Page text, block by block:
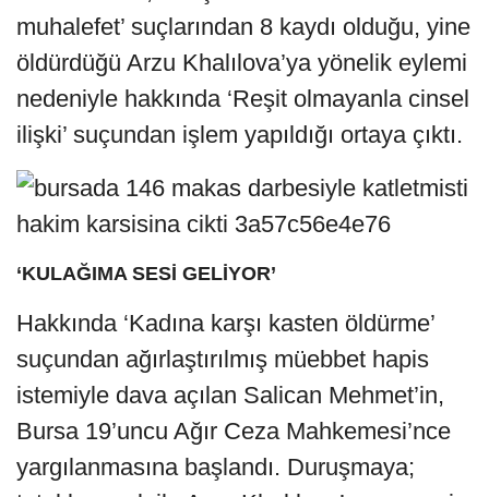
muhalefet’ suçlarından 8 kaydı olduğu, yine
öldürdüğü Arzu Khalılova’ya yönelik eylemi
nedeniyle hakkında ‘Reşit olmayanla cinsel
ilişki’ suçundan işlem yapıldığı ortaya çıktı.
‘KULAĞIMA SESİ GELİYOR’
Hakkında ‘Kadına karşı kasten öldürme’
suçundan ağırlaştırılmış müebbet hapis
istemiyle dava açılan Salican Mehmet’in,
Bursa 19’uncu Ağır Ceza Mahkemesi’nce
yargılanmasına başlandı. Duruşmaya;